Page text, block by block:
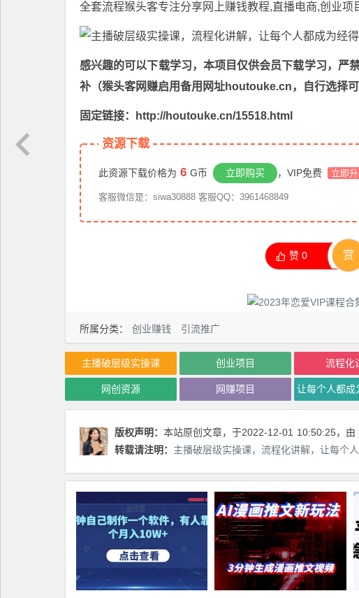
全套流程猴头客专注分享网上赚钱教程,直播电商,创业项
感兴趣的可以下载学习，本项目仅供会员下载学习，严
补（猴头客网赚启用备用网址houtouke.cn，自行选择可
固定链接：http://houtouke.cn/15518.html
资源下载
此资源下载价格为 6 G币 立即购买 ，VIP免费 立即
客服微信是：siwa30888 客服QQ：3961468849
赞0 赏
所属分类： 创业赚钱 引流推广
主播破层级实操课 创业项目 流程化
网创资源 网赚项目
版权声明： 本站原创文章，于2022-12-01 10:50:25，由
转载请注明： 主播破层级实操课，流程化讲解，让每个